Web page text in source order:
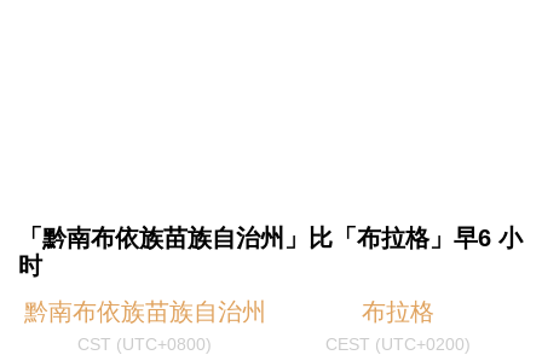
「黔南布依族苗族自治州」比「布拉格」早6 小
时
黔南布依族苗族自治州
CST (UTC+0800)
布拉格
CEST (UTC+0200)